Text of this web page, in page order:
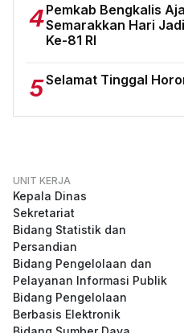
4Pemkab Bengkalis
Semarakkan Hari
Ke-81 RI
5Selamat Tinggal
UNIT KERJA
Kepala Dinas
Sekretariat
Bidang Statistik dan
Persandian
Bidang Pengelolaan dan
Pelayanan Informasi Publik
Bidang Pengelolaan
Berbasis Elektronik